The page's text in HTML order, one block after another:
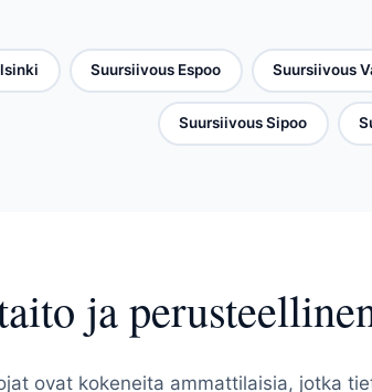
Suursiivous Espoo Suursiivous
Suursiivous Sipoo
ja
ovat kokeneita ammattilaisia, jotka